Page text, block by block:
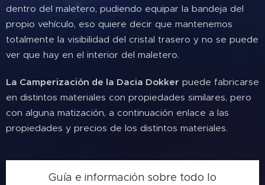
dentro del maletero, pudiendo equipar la bandeja del
propio vehículo, eso quiere decir que mantenemos
totalmente la visibilidad del cristal trasero y no se puede
ver que hay en el interior del maletero.
La Camperización de la Dacia Dokker puede fabricarse
en distintos materiales con propiedades similares, pero
con alguna matización, a continuación enlace a las
propiedades y precios de los distintos materiales.
Guía e información sobre todo lo